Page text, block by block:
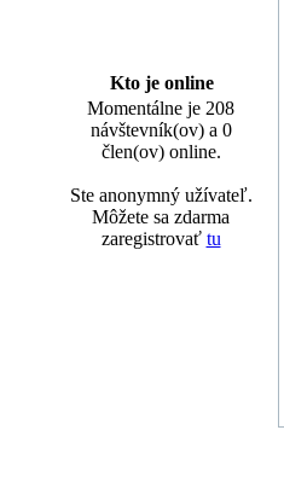
Kto je online
Momentálne je 208
návštevník(ov) a 0
člen(ov) online.
Ste anonymný užívateľ.
Môžete sa zdarma
zaregistrovať tu